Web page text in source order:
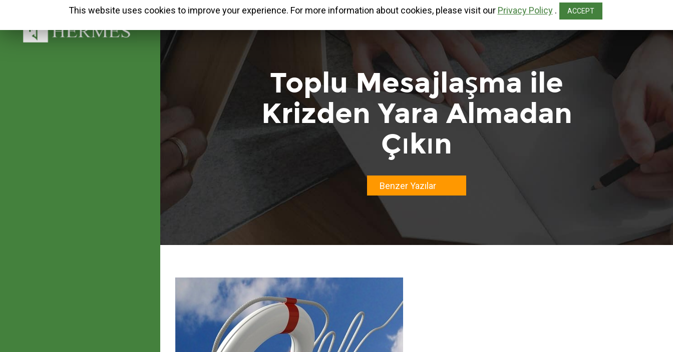
Toplu Mesajlaşma ile
Krizden Yara Almadan
Çıkın
Benzer Yazılar
This website uses cookies to improve your experience. For more information about cookies, please visit our Privacy Policy. ACCEPT